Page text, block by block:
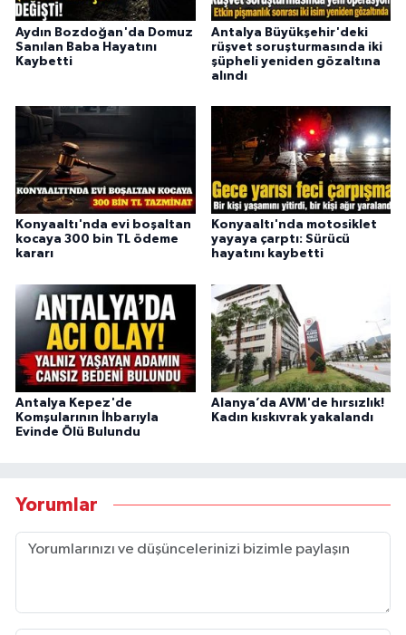
Aydın Bozdoğan'da Domuz
Sanılan Baba Hayatını
Kaybetti
Antalya Büyükşehir'deki
rüşvet soruşturmasında iki
şüpheli yeniden gözaltına
alındı
Konyaaltı'nda evi boşaltan
kocaya 300 bin TL ödeme
kararı
Konyaaltı'nda motosiklet
yayaya çarptı: Sürücü
hayatını kaybetti
Antalya Kepez'de
Komşularının İhbarıyla
Evinde Ölü Bulundu
Alanya’da AVM'de hırsızlık!
Kadın kıskıvrak yakalandı
Yorumlar